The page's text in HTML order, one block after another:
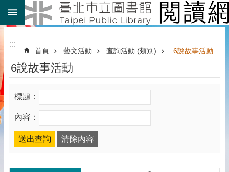
跳到主要內容區塊
:::
首頁 藝文活動 查詢活動 (類別) 6說故事活動
6說故事活動
標題：
內容：